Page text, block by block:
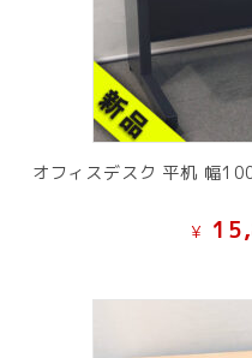
オフィスデスク 平机 幅
¥